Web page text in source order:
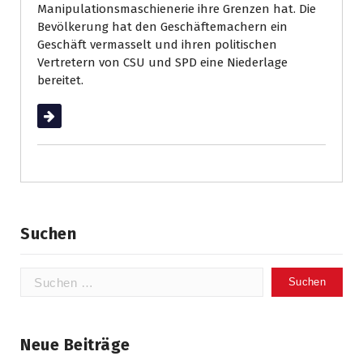
Manipulationsmaschienerie ihre Grenzen hat. Die
Bevölkerung hat den Geschäftemachern ein
Geschäft vermasselt und ihren politischen
Vertretern von CSU und SPD eine Niederlage
bereitet.
Weiterlesen
Suchen
Suchen
Neue Beiträge